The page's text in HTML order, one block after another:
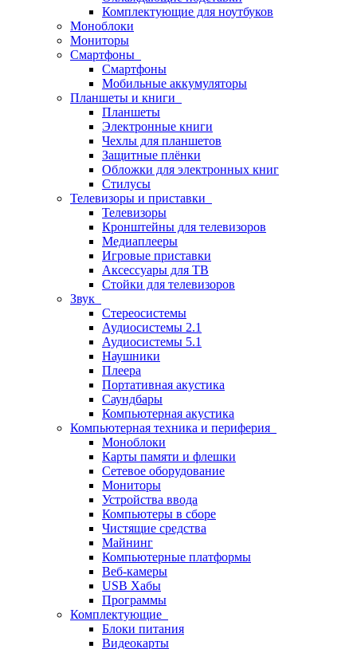
Комплектующие для ноутбуков
Моноблоки
Мониторы
Смартфоны
Смартфоны
Мобильные аккумуляторы
Планшеты и книги
Планшеты
Электронные книги
Чехлы для планшетов
Защитные плёнки
Обложки для электронных книг
Стилусы
Телевизоры и приставки
Телевизоры
Кронштейны для телевизоров
Медиаплееры
Игровые приставки
Аксессуары для ТВ
Стойки для телевизоров
Звук
Стереосистемы
Аудиосистемы 2.1
Аудиосистемы 5.1
Наушники
Плеера
Портативная акустика
Саундбары
Компьютерная акустика
Компьютерная техника и периферия
Моноблоки
Карты памяти и флешки
Сетевое оборудование
Мониторы
Устройства ввода
Компьютеры в сборе
Чистящие средства
Майнинг
Компьютерные платформы
Веб-камеры
USB Хабы
Программы
Комплектующие
Блоки питания
Видеокарты